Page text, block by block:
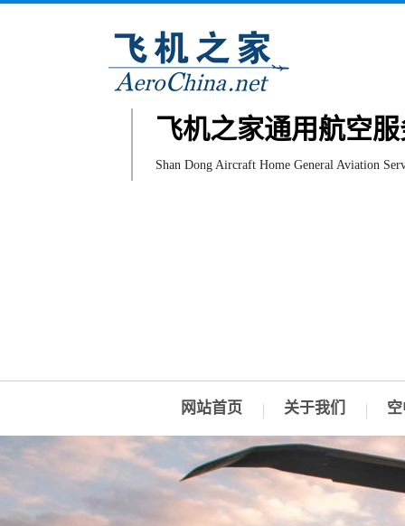
飞机之家通用航空
Shan Dong Aircraft Home General Aviation
网站首页 关于我们